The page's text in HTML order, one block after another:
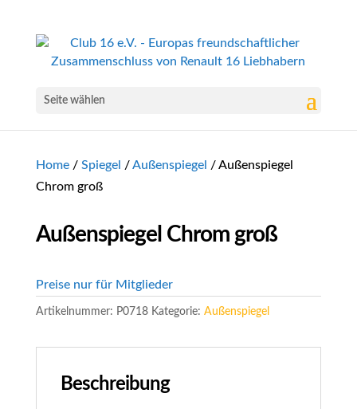
Seite wählen
Home/ Spiegel /Außenspiegel / Außenspiegel
Chrom groß
Außenspiegel Chrom groß
Preise nur für Mitglieder
Artikelnummer: P0718 Kategorie: Außenspiegel
Beschreibung